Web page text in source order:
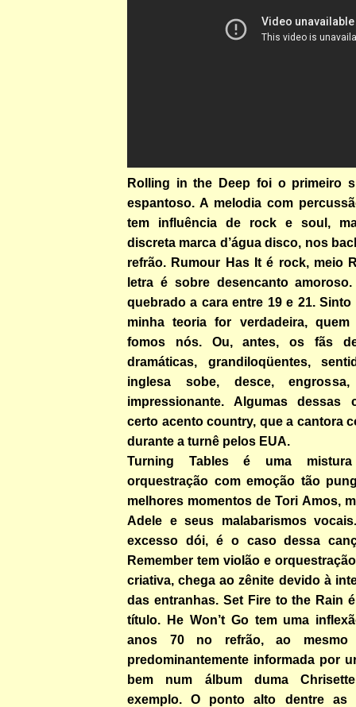
Rolling in the Deep foi o primeiro
espantoso. A melodia com
tem influência de rock e soul,
discreta marca d’água disco, nos
refrão. Rumour Has It é rock, meio
letra é sobre desencanto
quebrado a cara entre 19 e 21. Sinto
minha teoria for verdadeira, quem
fomos nós. Ou, antes, os fãs
dramáticas, grandiloqüentes,
inglesa sobe, desce,
impressionante. Algumas dessas
certo acento country, que a cantora
durante a turnê pelos EUA.
Turning Tables é uma
orquestração com emoção tão
melhores momentos de Tori Amos,
Adele e seus malabarismos
excesso dói, é o caso dessa
Remember tem violão e
criativa, chega ao zênite devido à
das entranhas. Set Fire to the Rain
título. He Won’t Go tem uma
anos 70 no refrão, ao
predominantemente informada por
bem num álbum duma
exemplo. O ponto alto dentre as